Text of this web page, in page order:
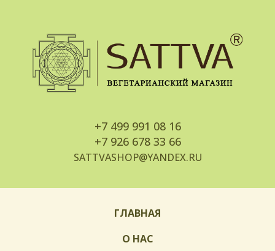
+7 499 991 08 16
+7 926 678 33 66
SATTVASHOP@YANDEX.RU
ГЛАВНАЯ
О НАС